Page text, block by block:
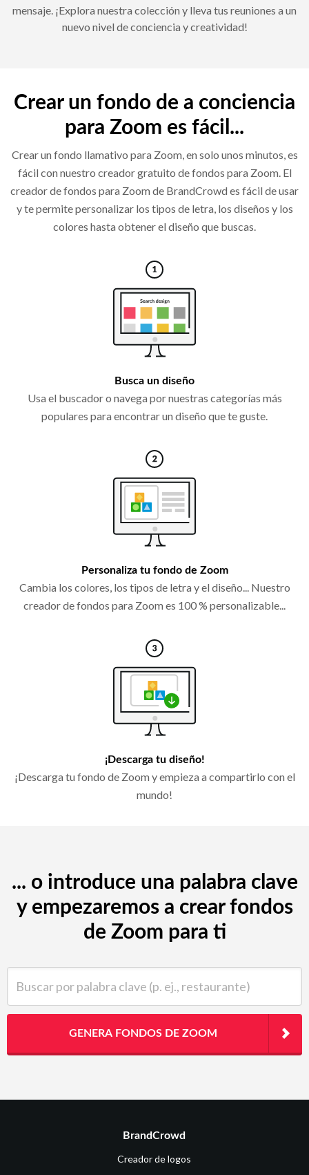
mensaje. ¡Explora nuestra colección y lleva tus reuniones a un
nuevo nivel de conciencia y creatividad!
Crear un fondo de a conciencia
para Zoom es fácil...
Crear un fondo llamativo para Zoom, en solo unos minutos, es
fácil con nuestro creador gratuito de fondos para Zoom. El
creador de fondos para Zoom de BrandCrowd es fácil de usar
y te permite personalizar los tipos de letra, los diseños y los
colores hasta obtener el diseño que buscas.
Busca un diseño
Usa el buscador o navega por nuestras categorías más
populares para encontrar un diseño que te guste.
Personaliza tu fondo de Zoom
Cambia los colores, los tipos de letra y el diseño... Nuestro
creador de fondos para Zoom es 100 % personalizable...
¡Descarga tu diseño!
¡Descarga tu fondo de Zoom y empieza a compartirlo con el
mundo!
... o introduce una palabra clave
y empezaremos a crear fondos
de Zoom para ti
GENERA FONDOS DE ZOOM
BrandCrowd
Creador de logos